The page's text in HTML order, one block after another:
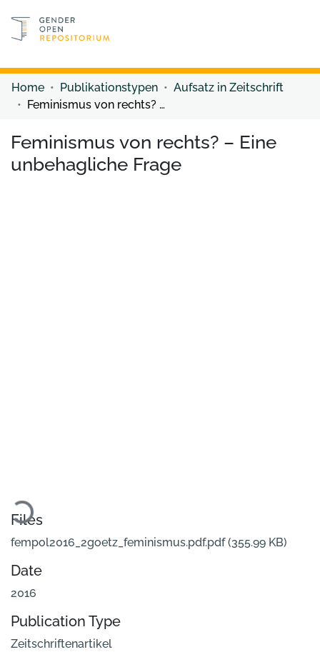
Discover content
Home Publikationstypen
Aufsatz in Zeitschrift
Feminismus von rechts? – Eine unbehagliche Frage
Feminismus von rechts? – Eine
unbehagliche Frage
Loading...
Files
fempol2016_2goetz_feminismus.pdf.pdf(355.99 KB)
Date
2016
Publication Type
Zeitschriftenartikel